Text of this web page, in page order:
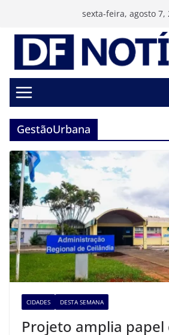
conteúdo
sexta-feira, agosto 7,
GestãoUrbana
CIDADES DESTA SEMANA
Projeto amplia papel